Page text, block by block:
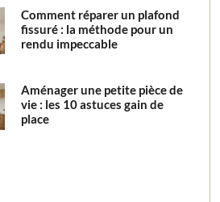
Comment réparer un plafond
fissuré : la méthode pour un
rendu impeccable
Aménager une petite pièce de
vie : les 10 astuces gain de
place